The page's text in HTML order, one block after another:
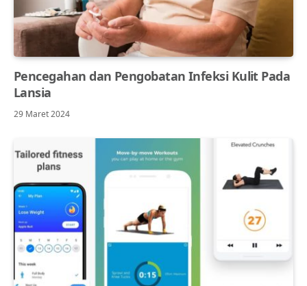
Pencegahan dan Pengobatan Infeksi Kulit Pada
Lansia
29 Maret 2024